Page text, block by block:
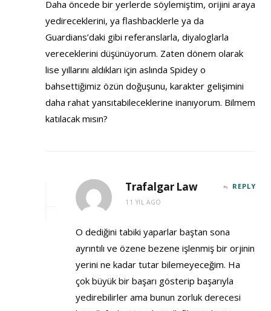
Daha öncede bir yerlerde söylemiştim, orijini araya
yedireceklerini, ya flashbacklerle ya da
Guardians’daki gibi referanslarla, diyaloglarla
vereceklerini düşünüyorum. Zaten dönem olarak
lise yıllarını aldıkları için aslında Spidey o
bahsettiğimiz özün doğuşunu, karakter gelişimini
daha rahat yansıtabileceklerine inanıyorum. Bilmem
katılacak mısın?
Trafalgar Law
11 YIL AGO
REPLY
O dediğini tabiki yaparlar baştan sona
ayrıntılı ve özene bezene işlenmiş bir orjinin
yerini ne kadar tutar bilemeyeceğim. Ha
çok büyük bir başarı gösterip başarıyla
yedirebilirler ama bunun zorluk derecesi